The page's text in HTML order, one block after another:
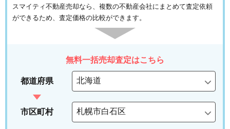
スマイティ不動産売却なら、複数の不動産会社にまとめて査定依頼
ができるため、査定価格の比較ができます。
無料一括売却査定はこちら
都道府県
市区町村